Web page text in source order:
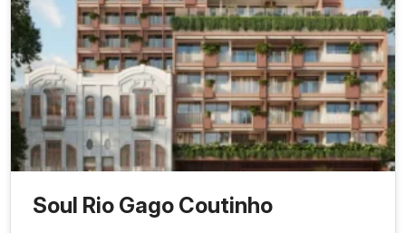
Soul Rio Gago Coutinho